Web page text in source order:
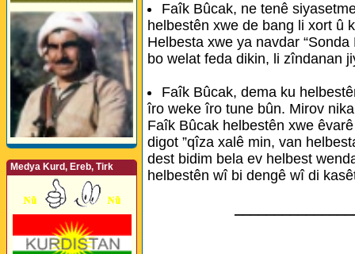
Medya Kurd, Ereb, Tirk
Faîk Bûcak, ne tenê
helbestên xwe de bang li xort û
Helbesta xwe ya navdar
bo welat feda dikin, li zîndanan
Faîk Bûcak, dema ku
îro weke îro tune bûn. Mirov
Faîk Bûcak helbestên xwe
digot ”qîza xalê min, van
dest bidim bela ev helbest
helbestên wî bi dengê wî di